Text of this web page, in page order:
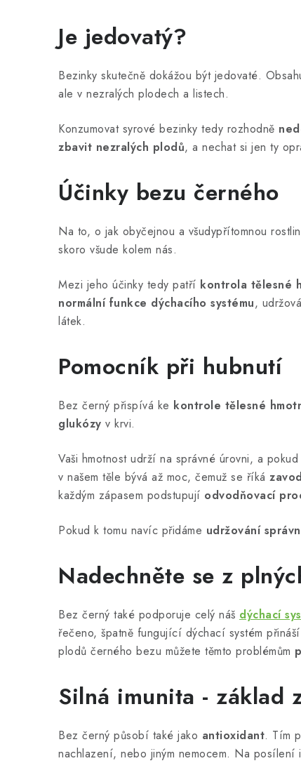
Je jedovatý?
Bezinky skutečně dokážou být jedovaté.
ale v nezralých plodech a listech.
Konzumovat syrové bezinky tedy rozhodně
zbavit nezralých plodů, a nechat si jen ty
Účinky bezu černého
Na to, o jak obyčejnou a všudypřítomnou
skoro všude kolem nás.
Mezi jeho účinky tedy patří kontrola tělesné
normální funkce dýchacího systému,
látek.
Pomocník při hubnutí
Bez černý přispívá ke kontrole tělesné
glukózy v krvi.
Vaši hmotnost udrží na správné úrovni, a
v našem těle bývá až moc, čemuž se říká
každým zápasem podstupují odvodňovací
Pokud k tomu navíc přidáme udržování
Nadechněte se z
Bez černý také podporuje celý náš dýchací
řečeno, špatně fungující dýchací systém
plodů černého bezu můžete těmto problémům
Silná imunita - základ
Bez černý působí také jako antioxidant. Tím
nachlazení, nebo jiným nemocem. Na posílení